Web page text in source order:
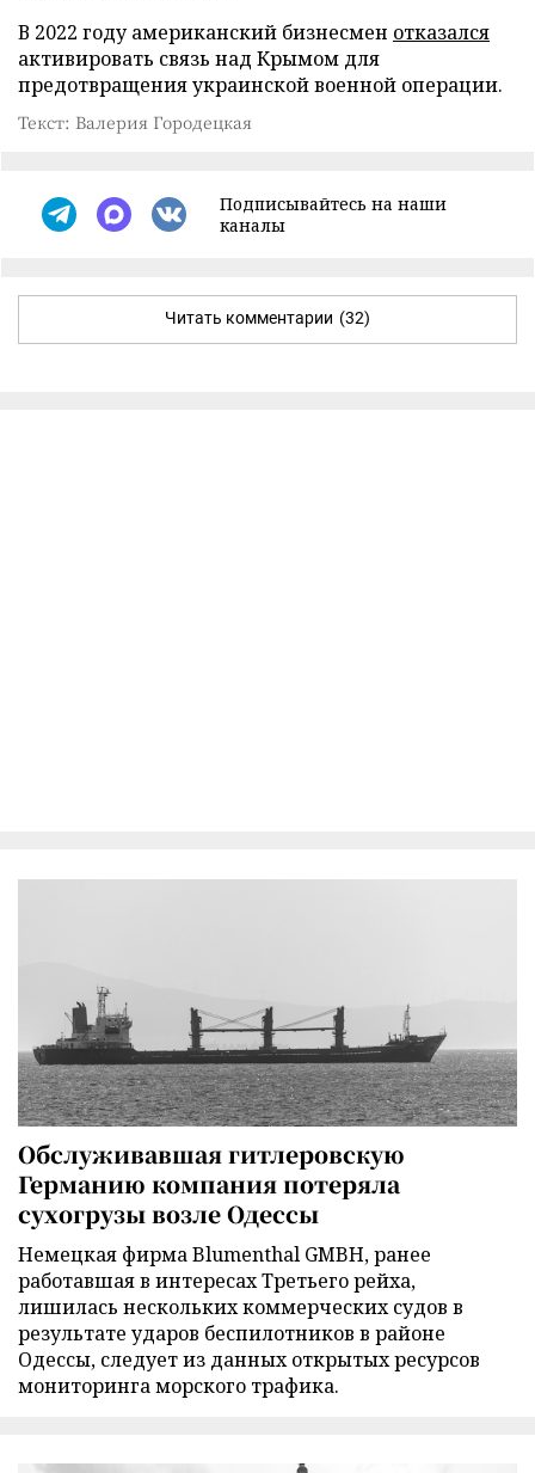
В 2022 году американский бизнесмен отказался
активировать связь над Крымом для
предотвращения украинской военной операции.
Текст: Валерия Городецкая
Подписывайтесь на наши
каналы
Читать комментарии (32)
Обслуживавшая гитлеровскую
Германию компания потеряла
сухогрузы возле Одессы
Немецкая фирма Blumenthal GMBH, ранее
работавшая в интересах Третьего рейха,
лишилась нескольких коммерческих судов в
результате ударов беспилотников в районе
Одессы, следует из данных открытых ресурсов
мониторинга морского трафика.